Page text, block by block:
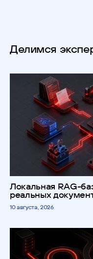
Делимся
Локальная RAG-
реальных
10 августа, 2026